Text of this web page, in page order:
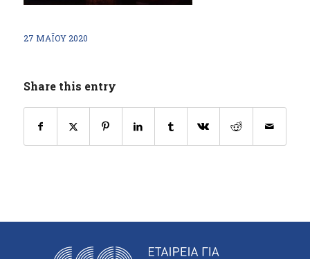
27 ΜΑΪ́ΟΥ 2020
Share this entry